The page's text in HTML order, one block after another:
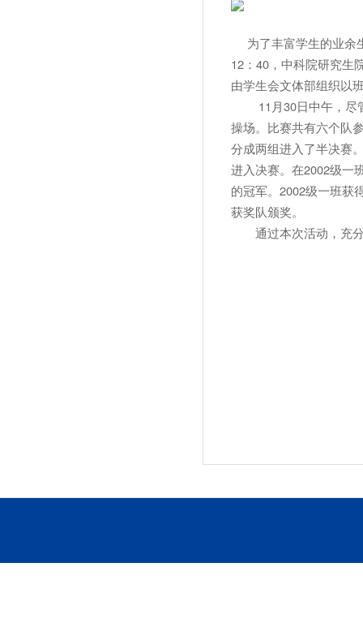
为了丰富学生的业余
12：40，中科院研究生
由学生会文体部组织以
11月30日中午，尽管
操场。比赛共有六个队
分成两组进入了半决赛
进入决赛。在2002级一
的冠军。2002级一班获
获奖队颁奖。
通过本次活动，充分